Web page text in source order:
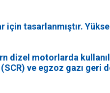
tasarlanmıştır.
dizel motorlarda
ve egzoz gazı geri